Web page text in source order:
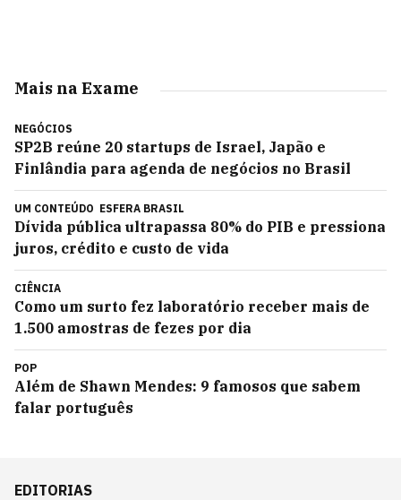
Mais na Exame
NEGÓCIOS
SP2B reúne 20 startups de Israel, Japão e
Finlândia para agenda de negócios no Brasil
UM CONTEÚDO ESFERA BRASIL
Dívida pública ultrapassa 80% do PIB e pressiona
juros, crédito e custo de vida
CIÊNCIA
Como um surto fez laboratório receber mais de
1.500 amostras de fezes por dia
POP
Além de Shawn Mendes: 9 famosos que sabem
falar português
EDITORIAS